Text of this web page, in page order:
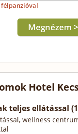
félpanzióval
Megnézem
Hotel
teljes ellátással
wellness